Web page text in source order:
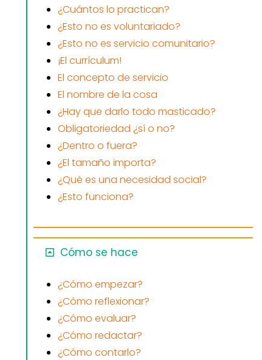
¿Cuántos lo practican?
¿Esto no es voluntariado?
¿Esto no es servicio comunitario?
¡El currículum!
El concepto de servicio
El nombre de la cosa
¿Hay que darlo todo masticado?
Obligatoriedad ¿sí o no?
¿Dentro o fuera?
¿El tamaño importa?
¿Qué es una necesidad social?
¿Esto funciona?
Cómo se hace
¿Cómo empezar?
¿Cómo reflexionar?
¿Cómo evaluar?
¿Cómo redactar?
¿Cómo contarlo?